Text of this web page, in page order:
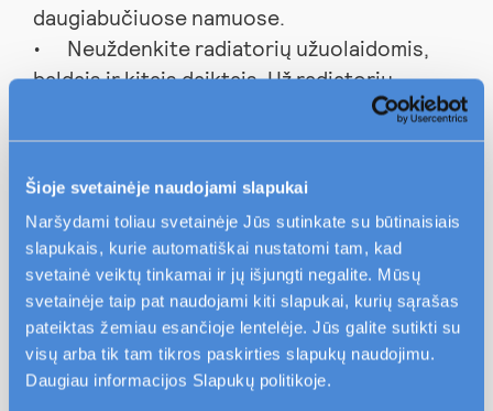
Šioje svetainėje naudojami slapukai
Naršydami toliau svetainėje Jūs sutinkate su būtinaisiais
slapukais, kurie automatiškai nustatomi tam, kad
svetainė veiktų tinkamai ir jų išjungti negalite. Mūsų
svetainėje taip pat naudojami kiti slapukai, kurių sąrašas
pateiktas žemiau esančioje lentelėje. Jūs galite sutikti su
visų arba tik tam tikros paskirties slapukų naudojimu.
Daugiau informacijos Slapukų politikoje.
daugiabučiuose namuose.
Neuždenkite radiatorių užuolaidomis,
baldais ir kitais daiktais. Už radiatorių
įrenkite šilumą atspindinčius ekranus.
Vėdinkite patalpas – didelė drėgmė
sukuria žemesnę jutiminę vidaus oro
temperatūrą. Rekomenduojame patalpas
vėdinti trumpai, bet intensyviai. Jeigu bute
įrengti termostatiniai reguliatoriai prieš
vėdindami reguliatorių užsukite į
žvaigždutės padėtį.
Be reikalo nejunkite gartraukių,
ventiliatorių.